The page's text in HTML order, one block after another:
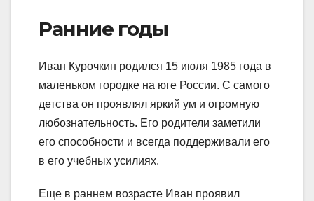
Ранние годы
Иван Курочкин родился 15 июля 1985 года в
маленьком городке на юге России. С самого
детства он проявлял яркий ум и огромную
любознательность. Его родители заметили
его способности и всегда поддерживали его
в его учебных усилиях.
Еще в раннем возрасте Иван проявил